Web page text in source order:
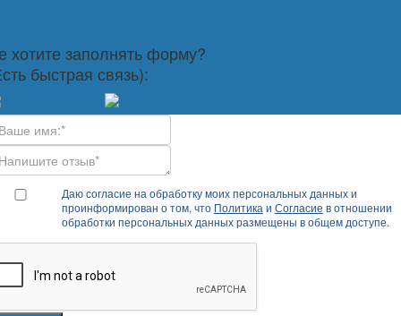
хотите заполнять форму?
быстрая связь):
Даю согласие на обработку моих персональных данных и
проинформирован о том, что Политика и Согласие в отношении
обработки персональных данных размещены в общем доступе.